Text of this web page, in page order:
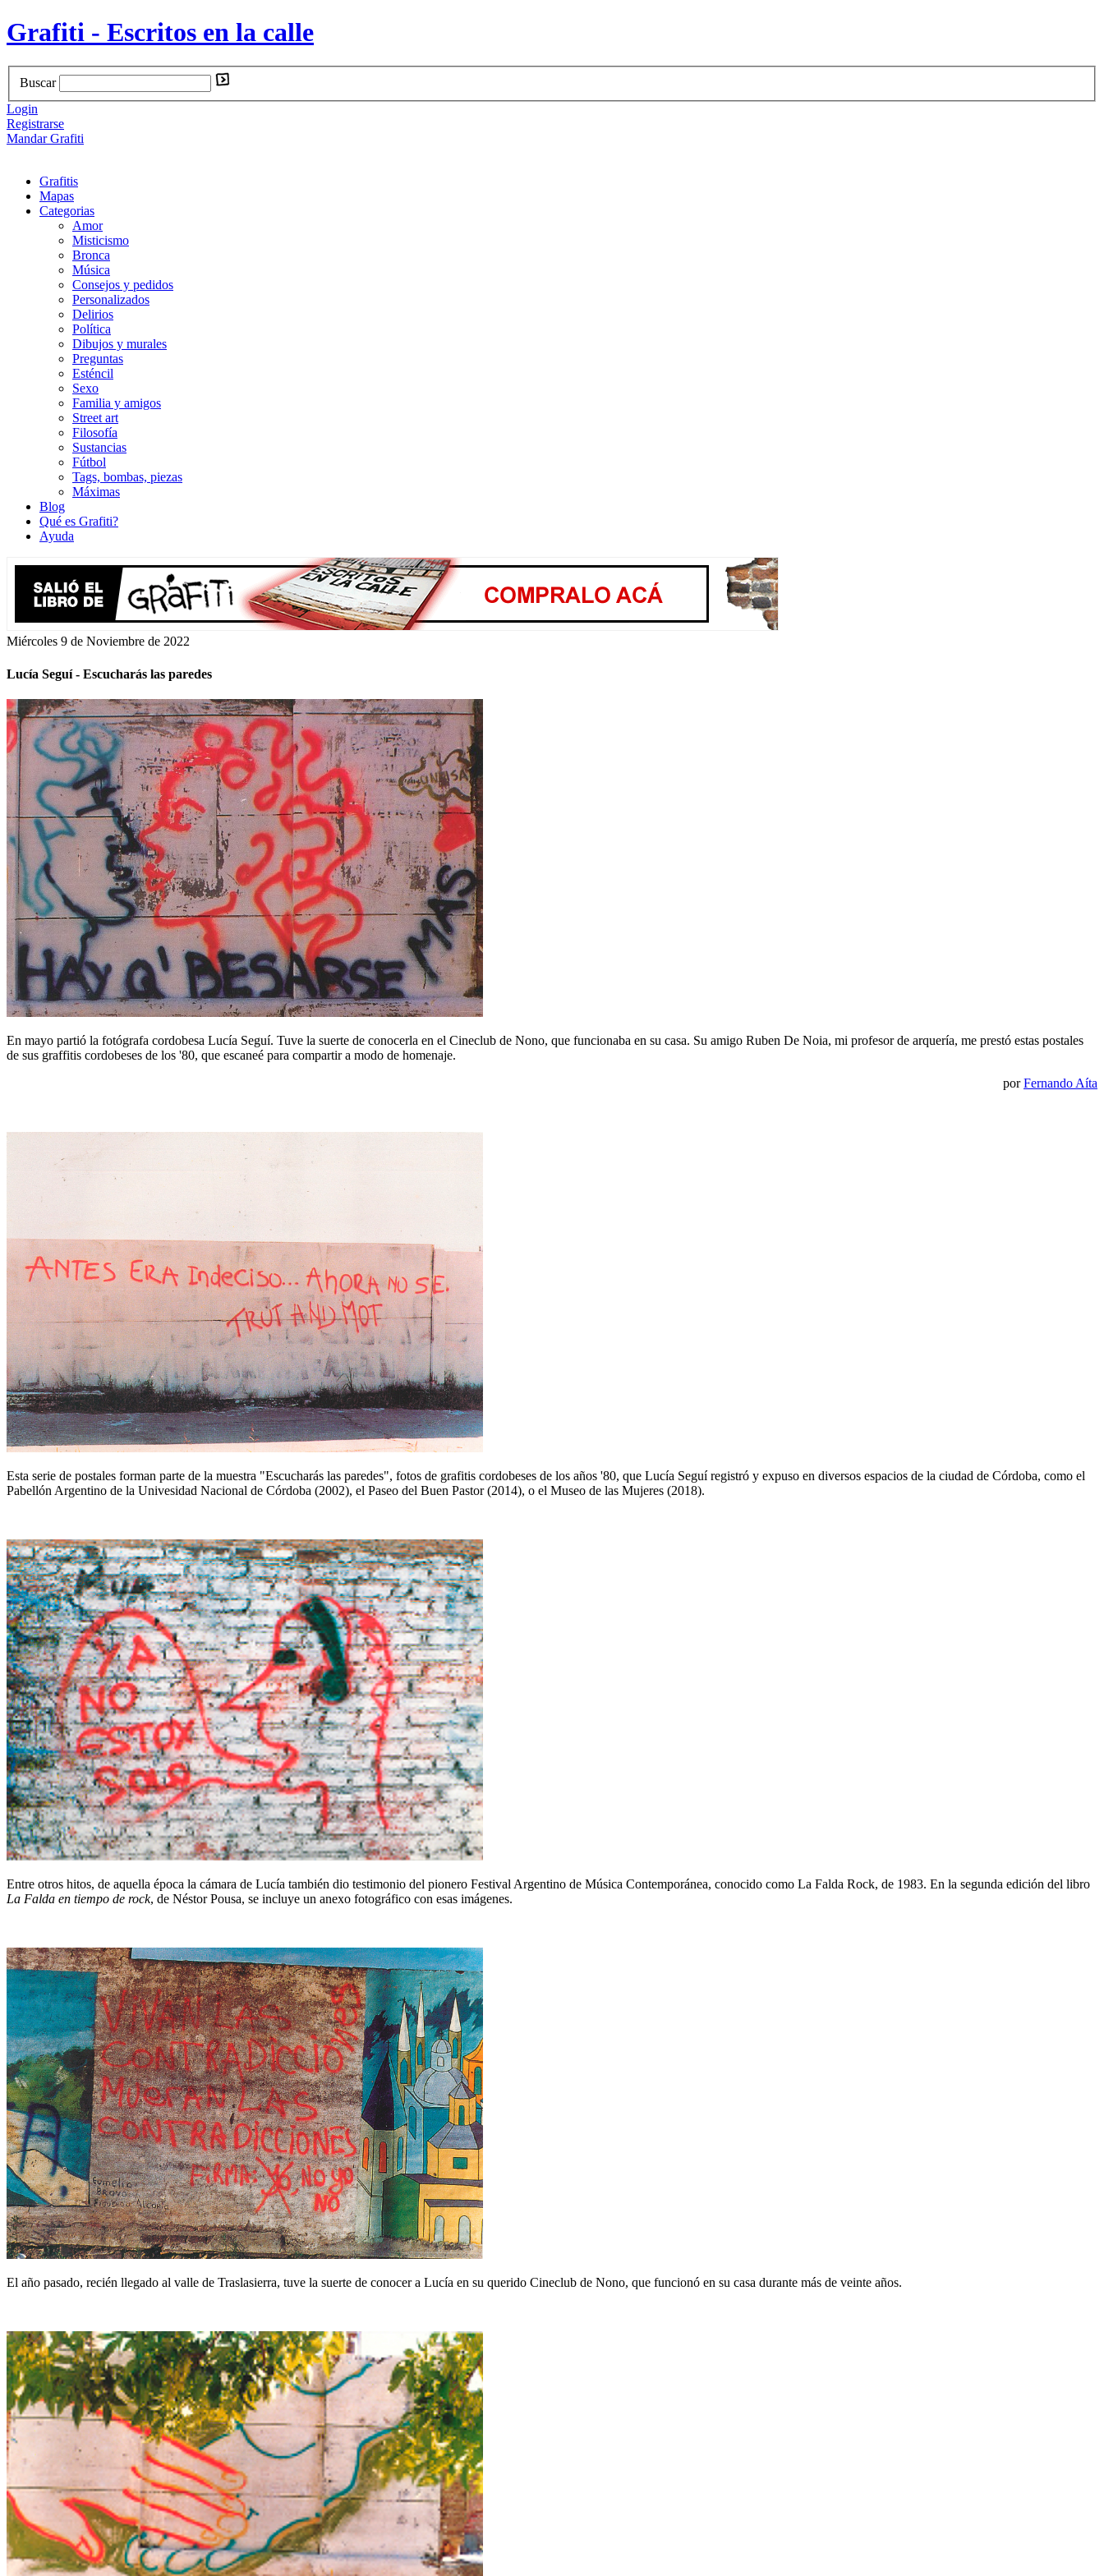
Grafiti - Escritos en la calle
Buscar
Login
Registrarse
Mandar Grafiti
Grafitis
Mapas
Categorias
Amor
Misticismo
Bronca
Música
Consejos y pedidos
Personalizados
Delirios
Política
Dibujos y murales
Preguntas
Esténcil
Sexo
Familia y amigos
Street art
Filosofía
Sustancias
Fútbol
Tags, bombas, piezas
Máximas
Blog
Qué es Grafiti?
Ayuda
Miércoles 9 de Noviembre de 2022
Lucía Seguí - Escucharás las paredes
En mayo partió la fotógrafa cordobesa Lucía Seguí. Tuve la suerte de conocerla en el Cineclub de Nono, que funcionaba en su casa. Su amigo Ruben De Noia, mi profesor de arquería, me prestó estas postales
de sus graffitis cordobeses de los '80, que escaneé para compartir a modo de homenaje.
porFernando Aíta
Esta serie de postales forman parte de la muestra "Escucharás las paredes", fotos de grafitis cordobeses de los años '80, que Lucía Seguí registró y expuso en diversos espacios de la ciudad de Córdoba, como el
Pabellón Argentino de la Univesidad Nacional de Córdoba (2002), el Paseo del Buen Pastor (2014), o el Museo de las Mujeres (2018).
Entre otros hitos, de aquella época la cámara de Lucía también dio testimonio del pionero Festival Argentino de Música Contemporánea, conocido como La Falda Rock, de 1983. En la segunda edición del libro
La Falda en tiempo de rock, de Néstor Pousa, se incluye un anexo fotográfico con esas imágenes.
El año pasado, recién llegado al valle de Traslasierra, tuve la suerte de conocer a Lucía en su querido Cineclub de Nono, que funcionó en su casa durante más de veinte años.